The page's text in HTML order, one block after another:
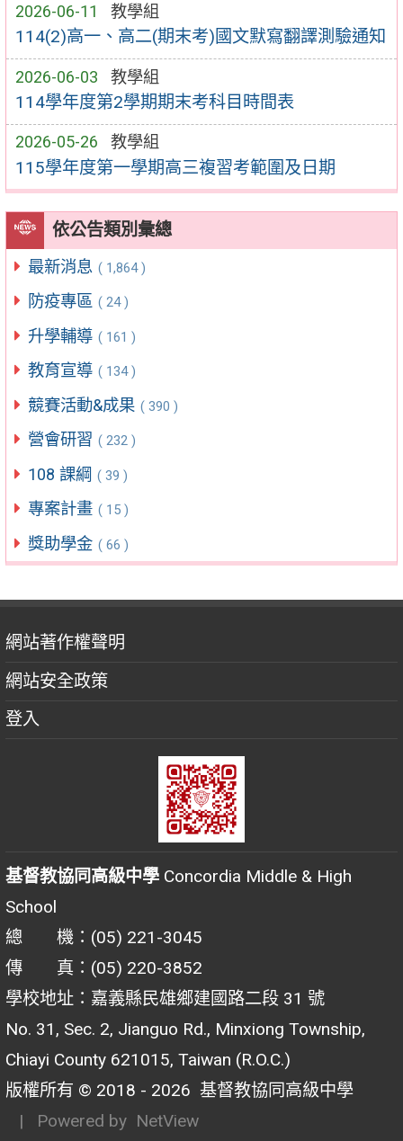
2026-06-11 教學組
114(2)高一、高二(期末考)國文默寫翻譯測驗通知
2026-06-03 教學組
114學年度第2學期期末考科目時間表
2026-05-26 教學組
115學年度第一學期高三複習考範圍及日期
依公告類別彙總
最新消息 ( 1,864 )
防疫專區 ( 24 )
升學輔導 ( 161 )
教育宣導 ( 134 )
競賽活動&成果 ( 390 )
營會研習 ( 232 )
108 課綱 ( 39 )
專案計畫 ( 15 )
獎助學金 ( 66 )
網站著作權聲明
網站安全政策
登入
基督教協同高級中學 Concordia Middle & High
School
總 機：(05) 221-3045
傳 真：(05) 220-3852
學校地址：嘉義縣民雄鄉建國路二段 31 號
No. 31, Sec. 2, Jianguo Rd., Minxiong Township,
Chiayi County 621015, Taiwan (R.O.C.)
版權所有 © 2018 - 2026 基督教協同高級中學
| Powered by NetView